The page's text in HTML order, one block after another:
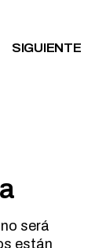
SIGUIENTE
será
están